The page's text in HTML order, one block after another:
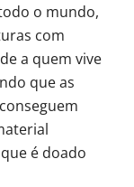
o mundo,
com
a quem vive
que as
é doado